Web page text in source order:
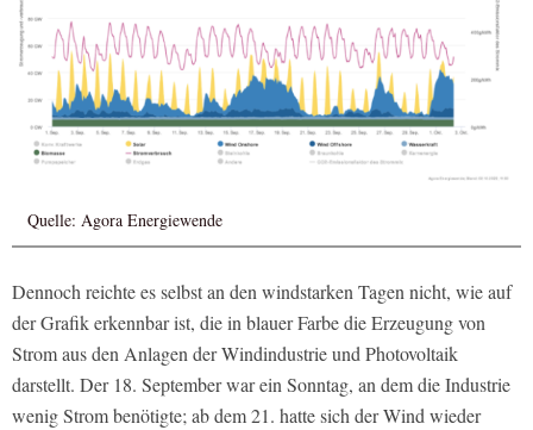
Quelle: Agora Energiewende
Dennoch reichte es selbst an den windstarken Tagen nicht, wie auf
der Grafik erkennbar ist, die in blauer Farbe die Erzeugung von
Strom aus den Anlagen der Windindustrie und Photovoltaik
darstellt. Der 18. September war ein Sonntag, an dem die Industrie
wenig Strom benötigte; ab dem 21. hatte sich der Wind wieder